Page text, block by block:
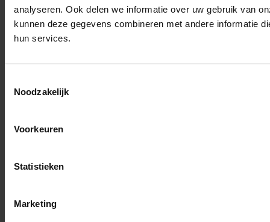
analyseren. Ook delen we informatie over uw gebruik van
kunnen deze gegevens combineren met andere informatie
hun services.
Noodzakelijk
Voorkeuren
Statistieken
Marketing